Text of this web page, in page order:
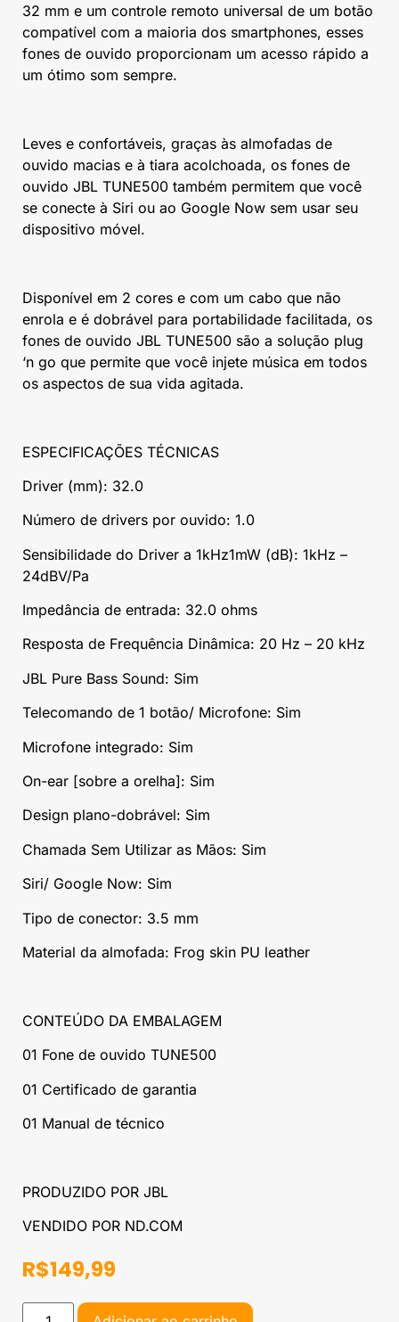
32 mm e um controle remoto universal de um botão
compatível com a maioria dos smartphones, esses
fones de ouvido proporcionam um acesso rápido a
um ótimo som sempre.
Leves e confortáveis, graças às almofadas de
ouvido macias e à tiara acolchoada, os fones de
ouvido JBL TUNE500 também permitem que você
se conecte à Siri ou ao Google Now sem usar seu
dispositivo móvel.
Disponível em 2 cores e com um cabo que não
enrola e é dobrável para portabilidade facilitada, os
fones de ouvido JBL TUNE500 são a solução plug
‘n go que permite que você injete música em todos
os aspectos de sua vida agitada.
ESPECIFICAÇÕES TÉCNICAS
Driver (mm): 32.0
Número de drivers por ouvido: 1.0
Sensibilidade do Driver a 1kHz1mW (dB): 1kHz –
24dBV/Pa
Impedância de entrada: 32.0 ohms
Resposta de Frequência Dinâmica: 20 Hz – 20 kHz
JBL Pure Bass Sound: Sim
Telecomando de 1 botão/ Microfone: Sim
Microfone integrado: Sim
On-ear [sobre a orelha]: Sim
Design plano-dobrável: Sim
Chamada Sem Utilizar as Mãos: Sim
Siri/ Google Now: Sim
Tipo de conector: 3.5 mm
Material da almofada: Frog skin PU leather
CONTEÚDO DA EMBALAGEM
01 Fone de ouvido TUNE500
01 Certificado de garantia
01 Manual de técnico
PRODUZIDO POR JBL
VENDIDO POR ND.COM
R$149,99